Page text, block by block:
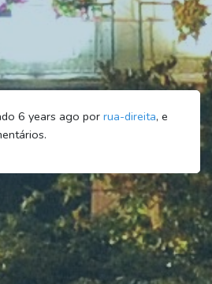
6 years ago por rua-direita, e